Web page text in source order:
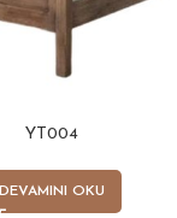
YT004
DEVAMINI OKU